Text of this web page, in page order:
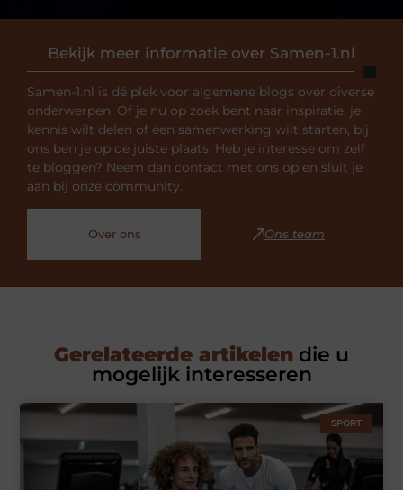
Bekijk meer informatie over Samen-1.nl
Samen-1.nl is dé plek voor algemene blogs over diverse
onderwerpen. Of je nu op zoek bent naar inspiratie, je
kennis wilt delen of een samenwerking wilt starten, bij
ons ben je op de juiste plaats. Heb je interesse om zelf
te bloggen? Neem dan contact met ons op en sluit je
aan bij onze community.
Over ons Ons team
Gerelateerde artikelen die u
mogelijk interesseren
SPORT